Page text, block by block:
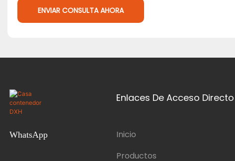
ENVIAR CONSULTA AHORA
WhatsApp
Enlaces De Acceso Directo
Inicio
Productos